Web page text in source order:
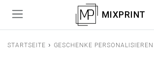
MIXPRINT
STARTSEITE › GESCHENKE PERSONALISIEREN